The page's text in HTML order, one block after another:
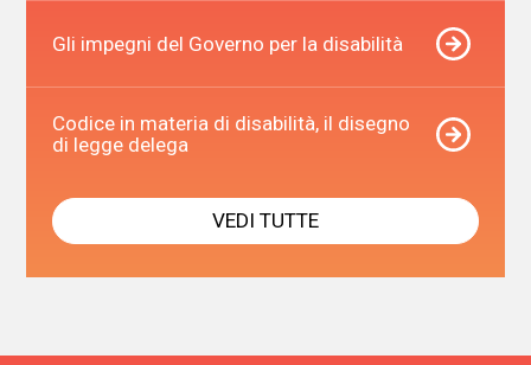
Gli impegni del Governo per la disabilità
Codice in materia di disabilità, il disegno
di legge delega
VEDI TUTTE